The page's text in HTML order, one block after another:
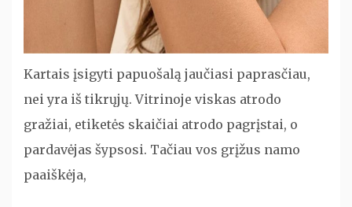
Kartais įsigyti papuošalą jaučiasi paprasčiau,
nei yra iš tikrųjų. Vitrinoje viskas atrodo
gražiai, etiketės skaičiai atrodo pagrįstai, o
pardavėjas šypsosi. Tačiau vos grįžus namo
paaiškėja,